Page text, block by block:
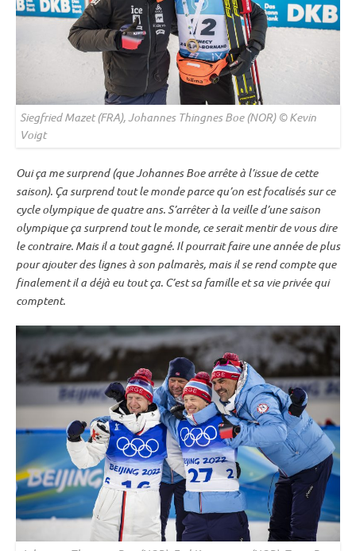
Siegfried Mazet (FRA), Johannes Thingnes Boe (NOR) © Kevin
Voigt
Oui ça me surprend (que Johannes Boe arrête à l’issue de cette
saison). Ça surprend tout le monde parce qu’on est focalisés sur ce
cycle olympique de quatre ans. S’arrêter à la veille d’une saison
olympique ça surprend tout le monde, ce serait mentir de vous dire
le contraire. Mais il a tout gagné. Il pourrait faire une année de plus
pour ajouter des lignes à son palmarès, mais il se rend compte que
finalement il a déjà eu tout ça. C’est sa famille et sa vie privée qui
comptent.